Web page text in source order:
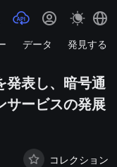
データ 発見する
発表し、暗号通
サービスの発展
コレクション